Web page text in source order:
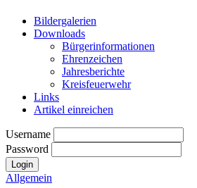
Bildergalerien
Downloads
Bürgerinformationen
Ehrenzeichen
Jahresberichte
Kreisfeuerwehr
Links
Artikel einreichen
Username
Password
Allgemein